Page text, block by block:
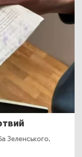
Зеленського.